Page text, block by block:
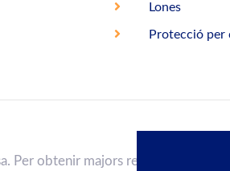
Lones
Protecció per
Per obtenir majors resistències,